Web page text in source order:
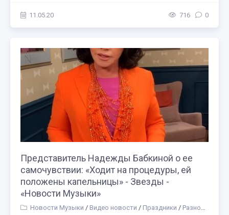
11.05.20 716 0
Представитель Надежды Бабкиной о ее
самочувствии: «Ходит на процедуры, ей
положены капельницы» - Звезды -
«Новости Музыки»
Новости Музыки / Видео новости / Праздники / Разное /